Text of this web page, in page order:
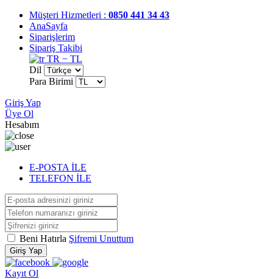
Müşteri Hizmetleri : 0850 441 34 43
AnaSayfa
Siparişlerim
Sipariş Takibi
TR − TL
Dil
Para Birimi
Giriş Yap
Üye Ol
Hesabım
E-POSTA İLE
TELEFON İLE
Beni Hatırla Şifremi Unuttum
Giriş Yap
Kayıt Ol